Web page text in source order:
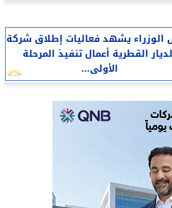
الوزراء يشهد فعاليات إطلاق شركة
القطرية أعمال تنفيذ المرحلة
الأولى...